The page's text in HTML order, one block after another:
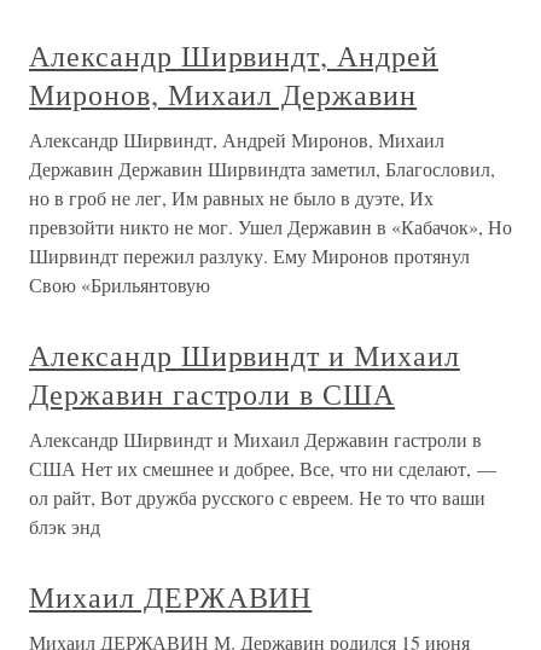
Александр Ширвиндт, Андрей
Миронов, Михаил Державин
Александр Ширвиндт, Андрей Миронов, Михаил
Державин Державин Ширвиндта заметил, Благословил,
но в гроб не лег, Им равных не было в дуэте, Их
превзойти никто не мог. Ушел Державин в «Кабачок», Но
Ширвиндт пережил разлуку. Ему Миронов протянул
Свою «Брильянтовую
Александр Ширвиндт и Михаил
Державин гастроли в США
Александр Ширвиндт и Михаил Державин гастроли в
США Нет их смешнее и добрее, Все, что ни сделают, —
ол райт, Вот дружба русского с евреем. Не то что ваши
блэк энд
Михаил ДЕРЖАВИН
Михаил ДЕРЖАВИН М. Державин родился 15 июня